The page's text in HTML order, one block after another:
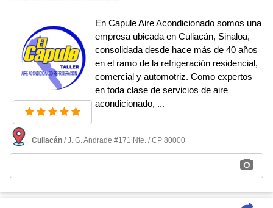
En Capule Aire Acondicionado somos una
empresa ubicada en Culiacán, Sinaloa,
consolidada desde hace más de 40 años
en el ramo de la refrigeración residencial,
comercial y automotriz. Como expertos
en toda clase de servicios de aire
acondicionado, ...
Culiacán / J. G. Andrade #171 Nte. / CP 80000